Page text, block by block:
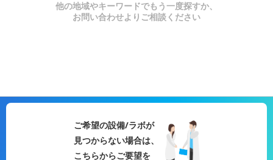
他の地域やキーワードでもう一度探すか、
お問い合わせよりご相談ください
ご希望の設備/ラボが
見つからない場合は、
こちらからご要望を